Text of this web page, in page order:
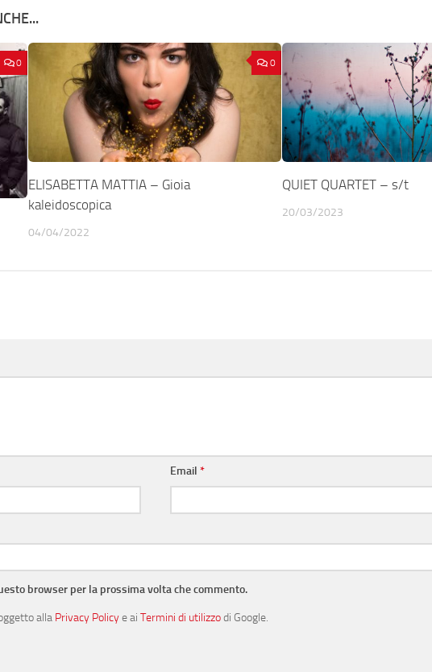
0 0
ELISABETTA MATTIA – Gioia
kaleidoscopica
04/04/2022
QUIET QUARTET – s/t
20/03/2023
Email*
browser per la prossima volta che commento.
alla Privacy Policye ai Termini di utilizzodi Google.